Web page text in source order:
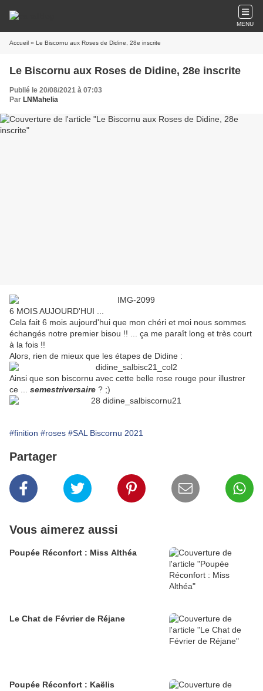
MENU
Accueil » Le Biscornu aux Roses de Didine, 28e inscrite
Le Biscornu aux Roses de Didine, 28e inscrite
Publié le 20/08/2021 à 07:03
Par LNMahelia
6 MOIS AUJOURD'HUI ...
Cela fait 6 mois aujourd'hui que mon chéri et moi nous sommes
échangés notre premier bisou !! ... ça me paraît long et très court
à la fois !!
Alors, rien de mieux que les étapes de Didine :
Ainsi que son biscornu avec cette belle rose rouge pour illustrer
ce ... semestriversaire ? ;)
#finition #roses #SAL Biscornu 2021
Partager
Vous aimerez aussi
Poupée Réconfort : Miss Althéa
Le Chat de Février de Réjane
Poupée Réconfort : Kaëlis